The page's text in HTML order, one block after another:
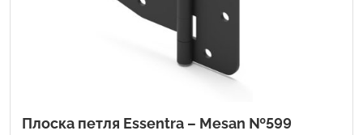
Плоска петля Essentra – Mesan №599